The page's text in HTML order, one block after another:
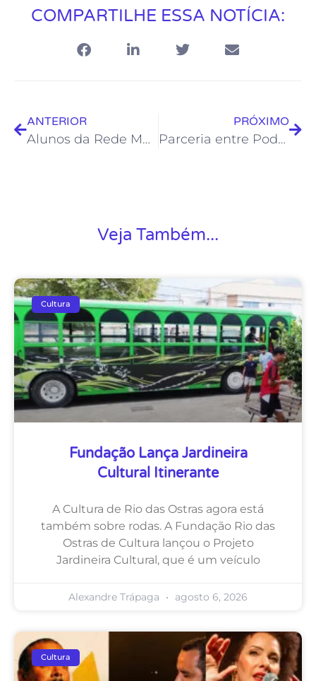
COMPARTILHE ESSA NOTÍCIA:
ANTERIOR
Alunos da Rede Municipal de Ensino visitam a Biblioteca Pública e o Teatro Popular
PRÓXIMO
Parceria entre Poder Público e iniciativa privada garante revitalização da Praça do Trem
Veja Também...
Cultura
Fundação Lança Jardineira
Cultural Itinerante
A Cultura de Rio das Ostras agora está
também sobre rodas. A Fundação Rio das
Ostras de Cultura lançou o Projeto
Jardineira Cultural, que é um veículo
Alexandre Trápaga agosto 6, 2026
Cultura